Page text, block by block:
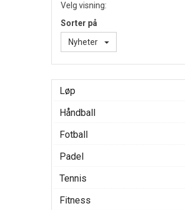
Velg visning:
Sorter på
Nyheter
Løp
Håndball
Fotball
Padel
Tennis
Fitness